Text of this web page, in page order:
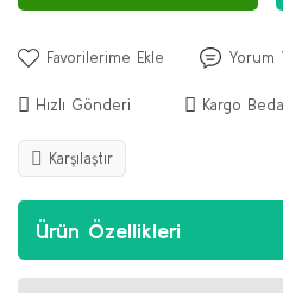
Yorum
Hızlı Gönderi Kargo
Karşılaştır
Ürün Özellikleri